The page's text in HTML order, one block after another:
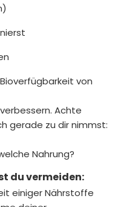
von
Achte
gerade zu dir nimmst:
Nahrung?
du vermeiden:
einiger Nährstoffe